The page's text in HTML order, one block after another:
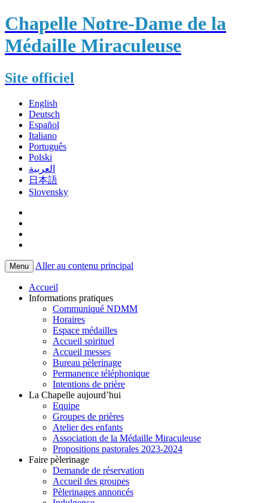
Chapelle Notre-Dame de la
Médaille Miraculeuse
Site officiel
English
Deutsch
Español
Italiano
Português
Polski
العربية
日本語
Slovensky
Menu Aller au contenu principal
Accueil
Informations pratiques
Communiqué NDMM
Horaires
Espace médailles
Accueil spirituel
Accueil messes
Bureau pèlerinage
Permanence téléphonique
Intentions de prière
La Chapelle aujourd’hui
Equipe
Groupes de prières
Atelier des enfants
Association de la Médaille Miraculeuse
Propositions pastorales 2023-2024
Faire pèlerinage
Demande de réservation
Accueil des groupes
Pèlerinages annoncés